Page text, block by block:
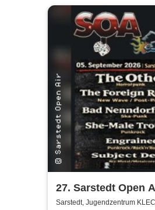
27. Sarstedt Open
Sarstedt, Jugendzentrum